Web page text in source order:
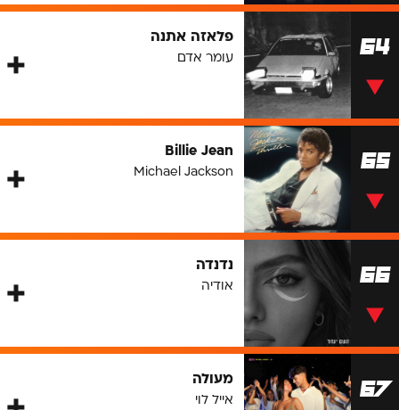
64 פלאזה אתנה
עומר אדם
65
Billie Jean
Michael Jackson
66 נדנדה
אודיה
67 מעולה
אייל לוי